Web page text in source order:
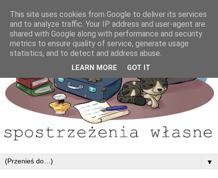
▼
This site uses cookies from Google to deliver its services
and to analyze traffic. Your IP address and user-agent are
shared with Google along with performance and security
metrics to ensure quality of service, generate usage
statistics, and to detect and address abuse.
LEARN MORE GOT IT